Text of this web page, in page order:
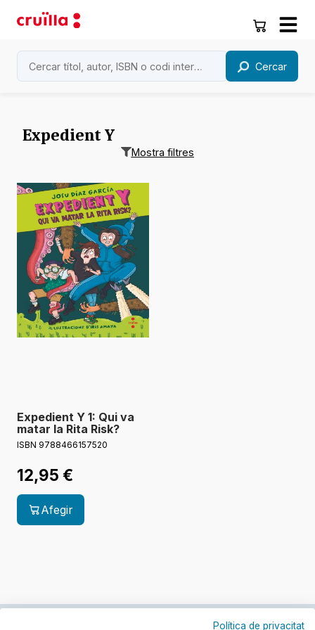
Cercar
Expedient Y
Mostra filtres
Expedient Y 1: Qui va
matar la Rita Risk?
ISBN 9788466157520
12,95 €
Afegir
Política de privacitat